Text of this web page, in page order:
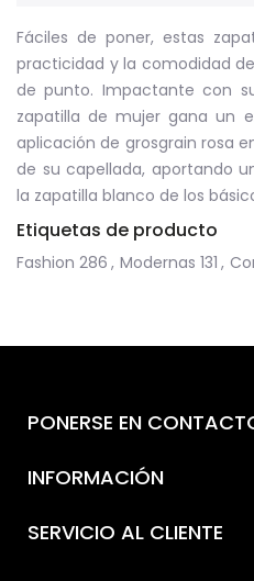
Fáciles de poner, estas
practicidad y la comodidad
de punto. Impactante con
zapatilla de mujer gana un
aplicación de grosgrain rosa
de su capellada, aportando
la zapatilla blanco de los
Etiquetas de producto
Fashion 286 , Modernas 131 ,
PONERSE EN
INFORMACIÓN
SERVICIO AL CLIENTE